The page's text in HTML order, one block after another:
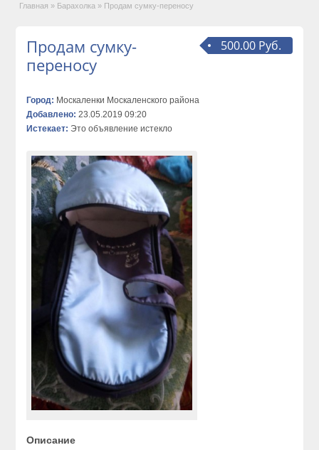
Главная » Барахолка » Продам сумку-переносу
500.00 Руб.
Продам сумку-
переносу
Город: Москаленки Москаленского района
Добавлено: 23.05.2019 09:20
Истекает: Это объявление истекло
Описание